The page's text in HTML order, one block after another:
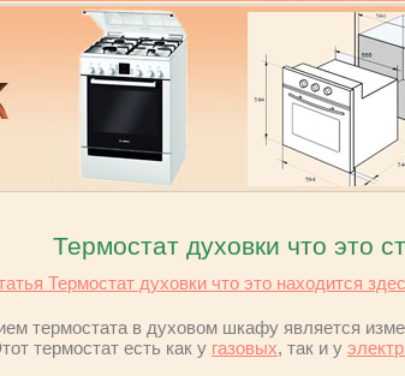
Термостат духовки что это
Термостат духовки что это находится
термостата в духовом шкафу является
термостат есть как у газовых, так и у